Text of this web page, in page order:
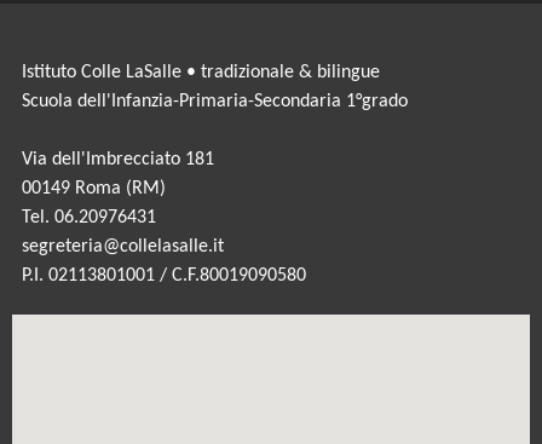
Istituto Colle LaSalle • tradizionale & bilingue
Scuola dell'Infanzia-Primaria-Secondaria 1°grado
Via dell'Imbrecciato 181
00149 Roma (RM)
Tel. 06.20976431
segreteria@collelasalle.it
P.I. 02113801001 / C.F.80019090580